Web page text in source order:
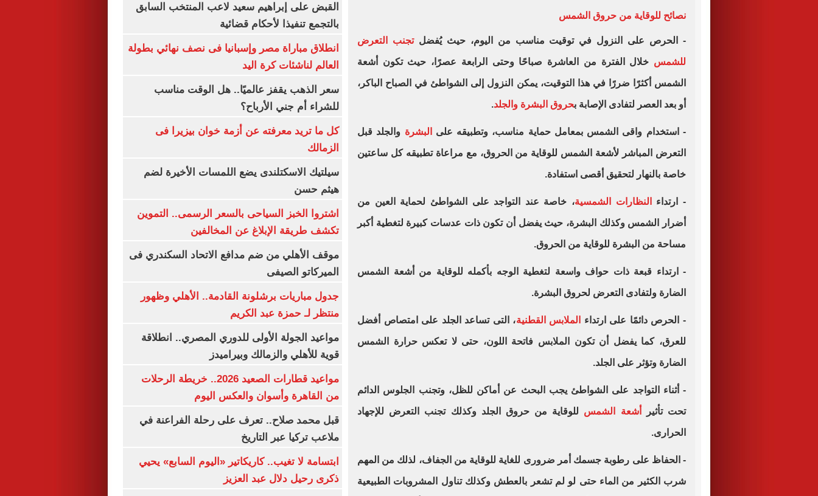
نصائح للوقاية من حروق الشمس
- الحرص على النزول في توقيت مناسب من اليوم، حيث يُفضل تجنب التعرض
للشمس خلال الفترة من العاشرة صباحًا وحتى الرابعة عصرًا، حيث تكون أشعة
الشمس أكثرًا ضررًا في هذا التوقيت، يمكن النزول إلى الشواطئ في الصباح الباكر،
أو بعد العصر لتفادى الإصابة بحروق البشرة والجلد.
- استخدام واقى الشمس بمعامل حماية مناسب، وتطبيقه على البشرة والجلد قبل
التعرض المباشر لأشعة الشمس للوقاية من الحروق، مع مراعاة تطبيقه كل ساعتين
خاصة بالنهار لتحقيق أقصى استفادة.
- ارتداء النظارات الشمسية، خاصة عند التواجد على الشواطئ لحماية العين من
أضرار الشمس وكذلك البشرة، حيث يفضل أن تكون ذات عدسات كبيرة لتغطية أكبر
مساحة من البشرة للوقاية من الحروق.
- ارتداء قبعة ذات حواف واسعة لتغطية الوجه بأكمله للوقاية من أشعة الشمس
الضارة ولتفادى التعرض لحروق البشرة.
- الحرص دائمًا على ارتداء الملابس القطنية، التى تساعد الجلد على امتصاص أفضل
للعرق، كما يفضل أن تكون الملابس فاتحة اللون، حتى لا تعكس حرارة الشمس
الضارة وتؤثر على الجلد.
- أثناء التواجد على الشواطئ يجب البحث عن أماكن للظل، وتجنب الجلوس الدائم
تحت تأثير أشعة الشمس للوقاية من حروق الجلد وكذلك تجنب التعرض للإجهاد
الحرارى.
- الحفاظ على رطوبة جسمك أمر ضرورى للغاية للوقاية من الجفاف، لذلك من المهم
شرب الكثير من الماء حتى لو لم تشعر بالعطش وكذلك تناول المشروبات الطبيعية
القبض على إبراهيم سعيد لاعب المنتخب السابق
بالتجمع تنفيذا لأحكام قضائية
انطلاق مباراة مصر وإسبانيا فى نصف نهائي بطولة
العالم لناشئات كرة اليد
سعر الذهب يقفز عالميًا.. هل الوقت مناسب
للشراء أم جني الأرباح؟
كل ما تريد معرفته عن أزمة خوان بيزيرا فى
الزمالك
سيلتيك الاسكتلندى يضع اللمسات الأخيرة لضم
هيثم حسن
اشتروا الخبز السياحى بالسعر الرسمى.. التموين
تكشف طريقة الإبلاغ عن المخالفين
موقف الأهلي من ضم مدافع الاتحاد السكندري فى
الميركاتو الصيفى
جدول مباريات برشلونة القادمة.. الأهلي وظهور
منتظر لـ حمزة عبد الكريم
مواعيد الجولة الأولى للدوري المصري.. انطلاقة
قوية للأهلي والزمالك وبيراميدز
مواعيد قطارات الصعيد 2026.. خريطة الرحلات
من القاهرة وأسوان والعكس اليوم
قبل محمد صلاح.. تعرف على رحلة الفراعنة في
ملاعب تركيا عبر التاريخ
ابتسامة لا تغيب.. كاريكاتير «اليوم السابع» يحيي
ذكرى رحيل دلال عبد العزيز